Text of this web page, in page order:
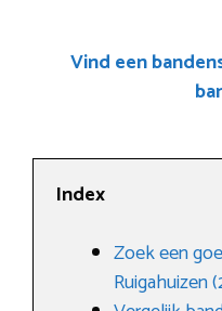
Vind een
Index
Zoek een
Ruigahuizen